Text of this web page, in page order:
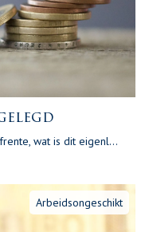
wat is dit eigenl...
Arbeidsongeschikt